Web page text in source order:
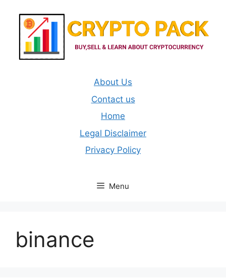
content
About Us
Contact us
Home
Legal Disclaimer
Privacy Policy
Menu
binance